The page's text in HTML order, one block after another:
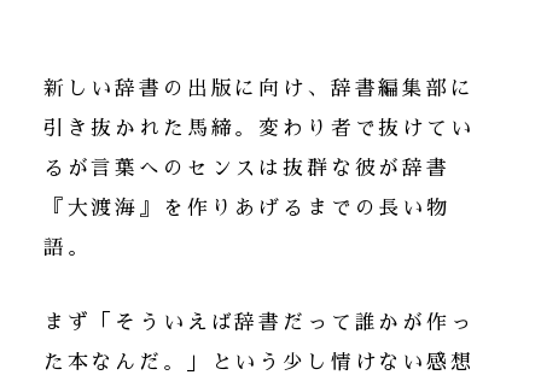
新しい辞書の出版に向け、辞書編集部に
引き抜かれた馬締。変わり者で抜けてい
るが言葉へのセンスは抜群な彼が辞書
『大渡海』を作りあげるまでの長い物
語。
まず「そういえば辞書だって誰かが作っ
た本なんだ。」という少し情けない感想